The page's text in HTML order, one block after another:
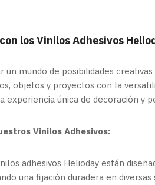
los Vinilos Adhesivos
un mundo de posibilidades
objetos y proyectos con la
experiencia única de decoración y
Vinilos Adhesivos:
adhesivos Helioday están
una fijación duradera en